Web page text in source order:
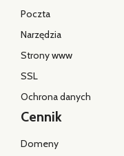
Poczta
Narzędzia
Strony www
SSL
Ochrona danych
Cennik
Domeny